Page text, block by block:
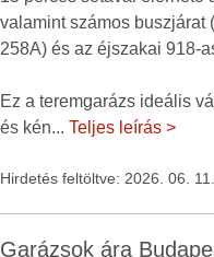
valamint számos buszjárat
258A) és az éjszakai 918-
Ez a teremgarázs ideális
és kén... Teljes leírás >
Hirdetés feltöltve: 2026. 06.
Garázsok ára